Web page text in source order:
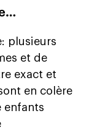
plusieurs
et de
exact et
en colère
enfants